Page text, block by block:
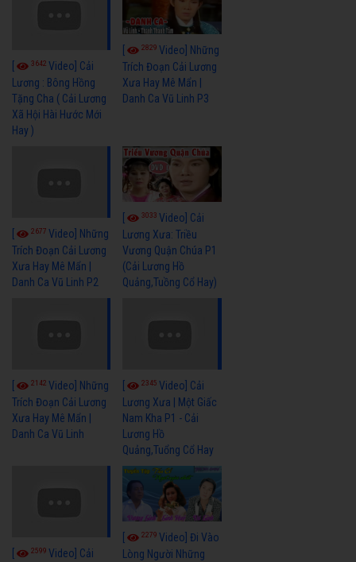
3642 Video] Cải
Lương : Bông Hồng
Tặng Cha ( Cải Lương
Xã Hội Hài Hước Mới
Hay )
2829Video] Những
Trích Đoạn Cải Lương
Xưa Hay Mê Mẩn |
Danh Ca Vũ Linh P3
2677 Video] Những
Trích Đoạn Cải Lương
Xưa Hay Mê Mẩn |
Danh Ca Vũ Linh P2
3033Video] Cải
Lương Xưa: Triều
Vương Quận Chúa P1
(Cải Lương Hồ
Quảng,Tuồng Cổ Hay)
2142 Video] Những
Trích Đoạn Cải Lương
Xưa Hay Mê Mẩn |
Danh Ca Vũ Linh
2345Video] Cải
Lương Xưa | Một Giấc
Nam Kha P1 - Cải
Lương Hồ
Quảng,Tuổng Cổ Hay
2599 Video] Cải
2279Video] Đi Vào
Lòng Người Những